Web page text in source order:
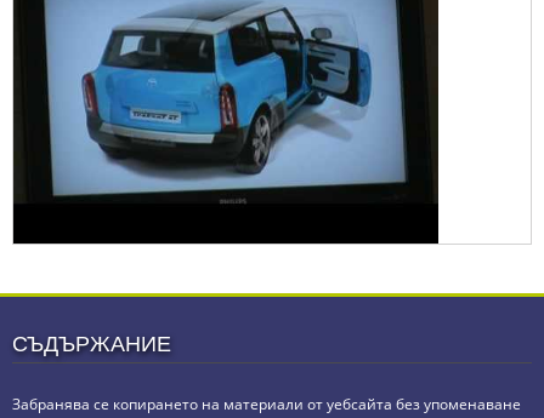
СЪДЪРЖАНИЕ
Забранява се копирането на материали от уебсайта без упоменаване